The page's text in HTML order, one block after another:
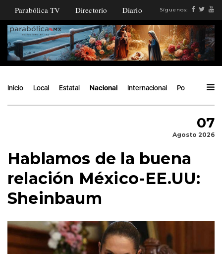
Parabólica TV Directorio Diario Síguenos:
Inicio Local Estatal Nacional Internacional Política
07
Agosto 2026
Hablamos de la buena
relación México-EE.UU:
Sheinbaum